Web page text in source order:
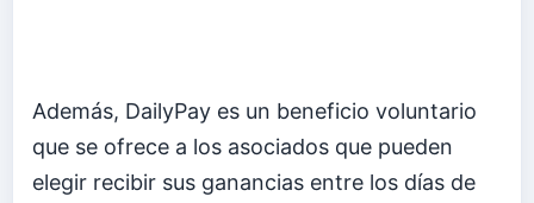
Además, DailyPay es un beneficio voluntario
que se ofrece a los asociados que pueden
elegir recibir sus ganancias entre los días de